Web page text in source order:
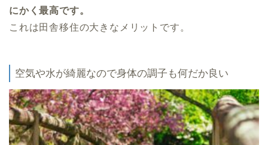
にかく最高です。
これは田舎移住の大きなメリットです。
空気や水が綺麗なので身体の調子も何だか良い